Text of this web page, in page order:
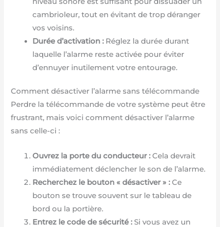
cambrioleur, tout en évitant de trop déranger
vos voisins.
Durée d’activation :Réglez la durée durant
laquelle l’alarme reste activée pour éviter
d’ennuyer inutilement votre entourage.
Comment désactiver l’alarme sans télécommande
Perdre la télécommande de votre système peut être
frustrant, mais voici comment désactiver l’alarme
sans celle-ci :
Ouvrez la porte du conducteur :Cela devrait
immédiatement déclencher le son de l’alarme.
Recherchez le bouton « désactiver » :Ce
bouton se trouve souvent sur le tableau de
bord ou la portière.
Entrez le code de sécurité :Si vous avez un